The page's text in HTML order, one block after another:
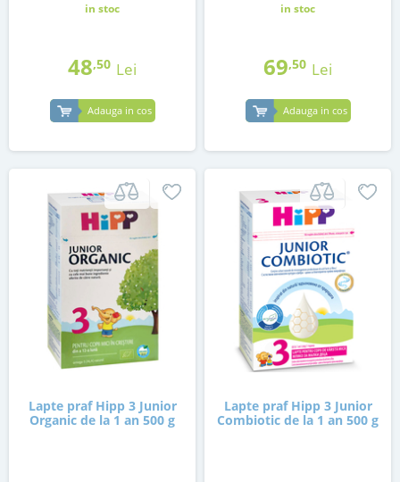
in stoc
48,50 Lei
Adauga in cos
in stoc
69,50 Lei
Adauga in cos
Lapte praf Hipp 3 Junior
Organic de la 1 an 500 g
Lapte praf Hipp 3 Junior
Combiotic de la 1 an 500 g